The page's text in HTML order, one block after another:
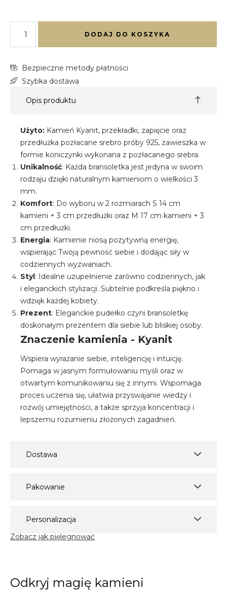
DODAJ DO KOSZYKA
Bezpieczne metody płatności
Szybka dostawa
Opis produktu
Użyto: Kamień Kyanit, przekładki, zapięcie oraz
przedłużka pozłacane srebro próby 925, zawieszka w
formie koniczynki wykonana z pozłacanego srebra.
Unikalność: Każda bransoletka jest jedyna w swoim
rodzaju dzięki naturalnym kamieniom o wielkości 3
mm.
Komfort: Do wyboru w 2 rozmiarach S 14 cm
kamieni + 3 cm przedłużki oraz M 17 cm kamieni + 3
cm przedłużki.
Energia: Kamienie niosą pozytywną energię,
wspierając Twoją pewność siebie i dodając siły w
codziennych wyzwaniach.
Styl: Idealne uzupełnienie zarówno codziennych, jak
i eleganckich stylizacji. Subtelnie podkreśla piękno i
wdzięk każdej kobiety.
Prezent: Eleganckie pudełko czyni bransoletkę
doskonałym prezentem dla siebie lub bliskiej osoby.
Znaczenie kamienia - Kyanit
Wspiera wyrażanie siebie, inteligencję i intuicję.
Pomaga w jasnym formułowaniu myśli oraz w
otwartym komunikowaniu się z innymi. Wspomaga
proces uczenia się, ułatwia przyswajanie wiedzy i
rozwój umiejętności, a także sprzyja koncentracji i
lepszemu rozumieniu złożonych zagadnień.
Dostawa
Pakowanie
Personalizacja
Zobacz jak pięlegnować
Odkryj magię kamieni